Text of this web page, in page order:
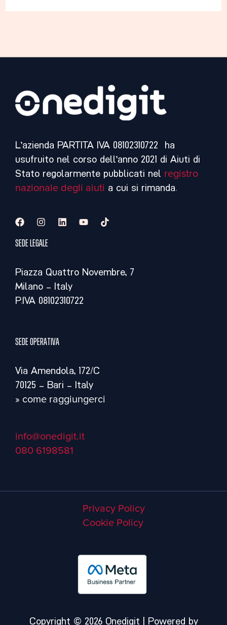
L’azienda PARTITA IVA 08102310722 ha
usufruito nel corso dell’anno 2021 di Aiuti di
Stato regolarmente pubblicati nel registro
nazionale degli aiuti a cui si rimanda.
Sede legale
Piazza Quattro Novembre, 7
Milano – Italy
P.IVA 08102310722
Sede operativa
Via Amendola, 172/C
70125 – Bari – Italy
» come raggiungerci
info@onedigit.it
080 6198581
Privacy Policy
Cookie Policy
Copyright © 2026 Onedigit | Powered by